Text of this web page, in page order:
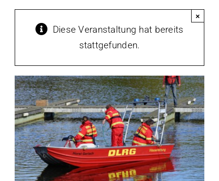
Regatten
Unser Revier
Mitmachen
Kalender
Mitgliederbereich
Diese Veranstaltung hat bereits
stattgefunden.
×